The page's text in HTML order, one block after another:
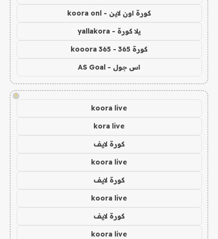
كورة اون لاين - koora onl
يلا كورة - yallakora
كورة 365 - kooora 365
اس جول - AS Goal
!
koora live
kora live
كورة لايف
koora live
كورة لايف
koora live
كورة لايف
koora live